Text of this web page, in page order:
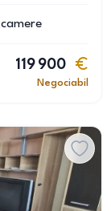
camere
119 900
Negociabil